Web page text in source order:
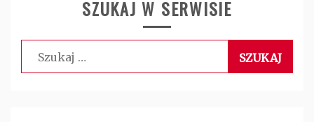
SZUKAJ W SERWISIE
Szukaj: